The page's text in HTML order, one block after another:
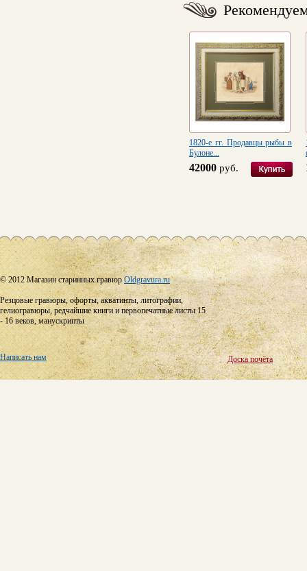
1820-е гг. Продавцы рыбы в
Булоне...
42000 руб.
© 2012 Магазин старинных гравюрOldgravura.ru
Резцовые гравюры, офорты, акватинты, литографии,
гелиогравюры, редчайшие книги и первопечатные листы 15
- 16 веков, манускрипты
Написать нам Доска почёта